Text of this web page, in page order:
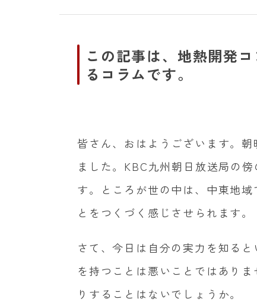
この記事は、地熱開発
るコラムです。
皆さん、おはようございます。
ました。 KBC九州朝日放送局の
す。ところが世の中は、中東地
とをつくづく感じさせられます。
さて、今日は自分の実力を知る
を持つことは悪いことではあり
りすることはないでしょうか。